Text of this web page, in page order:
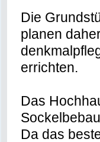
Die
planen
errichten.
Das
Da das